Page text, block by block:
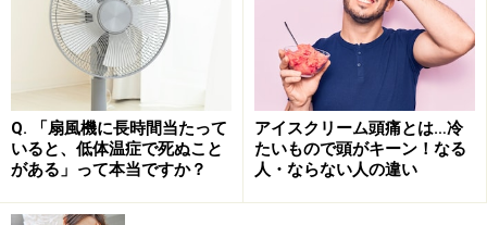
す。湿度が高い日本の夏、扇風機の風だけで体温がどん
どん下がり続けて死亡するような現象は起きません。
都市伝説？ 扇風機による突然死「FAN
DEATH」の正体
また、体温と関係なく、扇風機にあたっている最中の突
Q. 「扇風機に長時間当たって
いると、低体温症で死ぬこと
がある」って本当ですか？
アイスクリーム頭痛とは…冷
たいもので頭がキーン！なる
人・ならない人の違い